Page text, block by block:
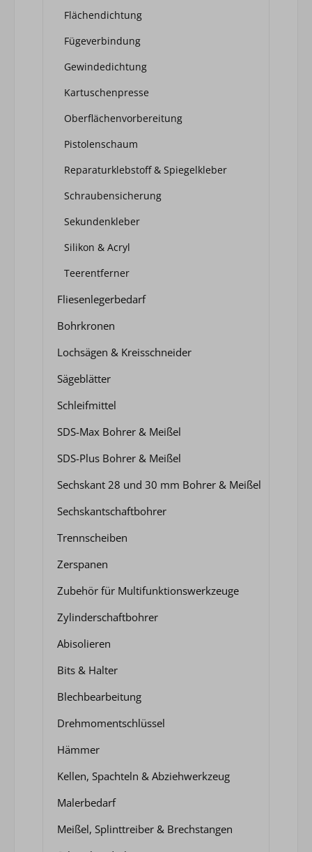
Flächendichtung
Fügeverbindung
Gewindedichtung
Kartuschenpresse
Oberflächenvorbereitung
Pistolenschaum
Reparaturklebstoff & Spiegelkleber
Schraubensicherung
Sekundenkleber
Silikon & Acryl
Teerentferner
Fliesenlegerbedarf
Bohrkronen
Lochsägen & Kreisschneider
Sägeblätter
Schleifmittel
SDS-Max Bohrer & Meißel
SDS-Plus Bohrer & Meißel
Sechskant 28 und 30 mm Bohrer & Meißel
Sechskantschaftbohrer
Trennscheiben
Zerspanen
Zubehör für Multifunktionswerkzeuge
Zylinderschaftbohrer
Abisolieren
Bits & Halter
Blechbearbeitung
Drehmomentschlüssel
Hämmer
Kellen, Spachteln & Abziehwerkzeug
Malerbedarf
Meißel, Splinttreiber & Brechstangen